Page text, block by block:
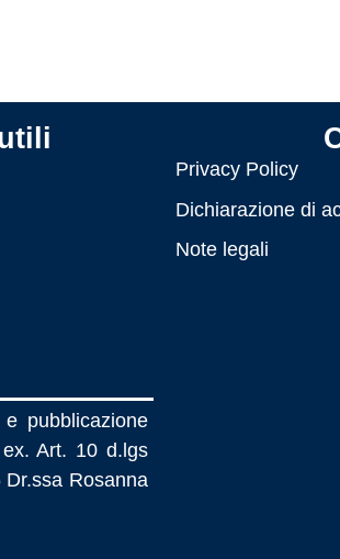
pubblicazione
Art. 10 d.lgs
Rosanna
Privacy Policy
Dichiarazione di
Note legali